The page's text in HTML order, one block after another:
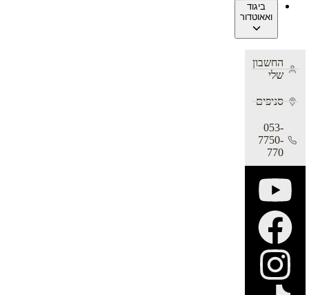
ביגוד
ואאוטדור
החשבון
שלי
סניפים
053-
7750-
770